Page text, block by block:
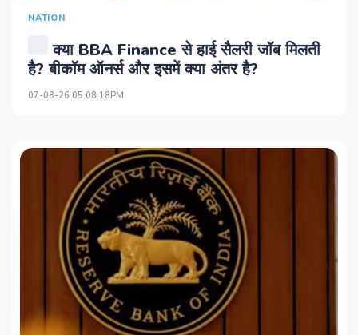
NATION
क्या BBA Finance से हाई सैलरी जॉब मिलती
है? बीकॉम ऑनर्स और इसमें क्या अंतर है?
07-08-26 05:08:18PM